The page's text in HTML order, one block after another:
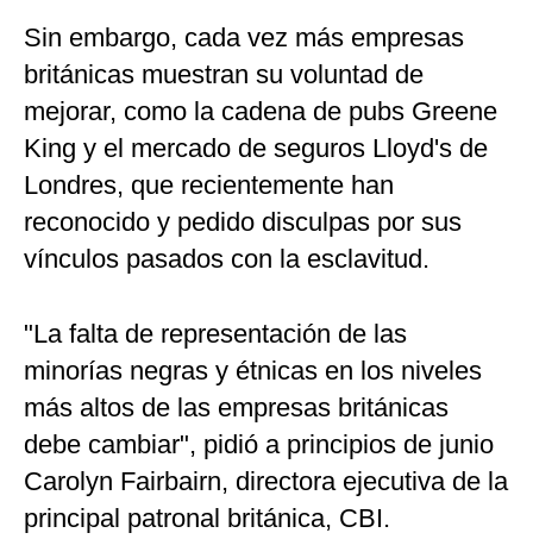
Sin embargo, cada vez más empresas
británicas muestran su voluntad de
mejorar, como la cadena de pubs Greene
King y el mercado de seguros Lloyd's de
Londres, que recientemente han
reconocido y pedido disculpas por sus
vínculos pasados con la esclavitud.
"La falta de representación de las
minorías negras y étnicas en los niveles
más altos de las empresas británicas
debe cambiar", pidió a principios de junio
Carolyn Fairbairn, directora ejecutiva de la
principal patronal británica, CBI.